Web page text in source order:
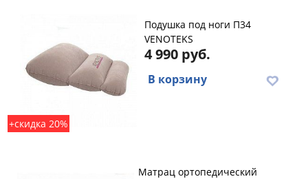
+скидка 20%
Подушка под ноги П34
VENOTEKS
4 990 руб.
В корзину
Maтpaц opтoпeдичecкий